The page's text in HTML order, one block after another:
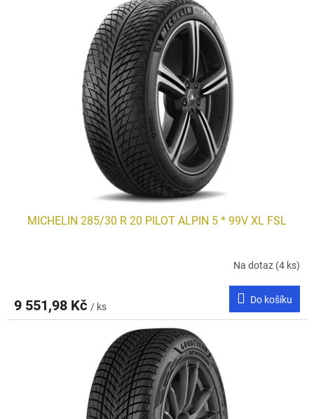
MICHELIN 285/30 R 20 PILOT ALPIN 5 * 99V XL FSL
Na dotaz (4 ks)
9 551,98 Kč / ks
Do košíku